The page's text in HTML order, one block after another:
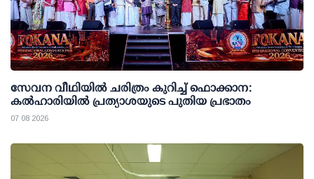
സേവന വീഥിയില്‍ ചരിത്രം കുറിച്ച് ഫൊക്കാന:
കല്‍ഹാരിയില്‍ പ്രത്യാശയുടെ പുതിയ പ്രഭാതം
07 08 2026